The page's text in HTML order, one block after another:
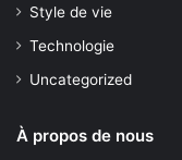
Style de vie
Technologie
Uncategorized
À propos de nous